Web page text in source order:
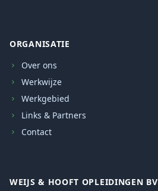
ORGANISATIE
Over ons
Werkwijze
Werkgebied
Links & Partners
Contact
WEIJS & HOOFT OPLEIDINGEN BV